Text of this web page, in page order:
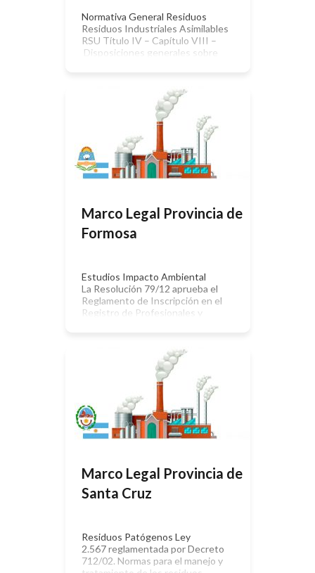
Normativa General Residuos
Residuos Industriales Asimilables
RSU Título IV – Capítulo VIII –
Disposiciones generales sobre
Ambiental Agua Aire Suelos Flora y
Fauna Forestación Agricultura y
Ganadería Energía Hidrocarburos
Minería Sustancias Químicas Ley
6.312 – Ley Provincial de
Agroquímicos. Reglamentada por el
Decreto 38/01 (alcance art. 1°,
autorización […]
Marco Legal Provincia de
Formosa
Estudios Impacto Ambiental
La Resolución 79/12 aprueba el
Reglamento de Inscripción en el
Registro de Profesionales y
Empresas Prestadoras de Servicios
Forestales y Afines. Seguridad e
Higiene Se rige según la Ley Nacional
19.587 Ley de Higiene y Seguridad
en el Trabajo. Residuos Residuos
Peligroso Mediante la Ley 1.135, la
[…]
Marco Legal Provincia de
Santa Cruz
Residuos Patógenos Ley
2.567 reglamentada por Decreto
712/02. Normas para el manejo y